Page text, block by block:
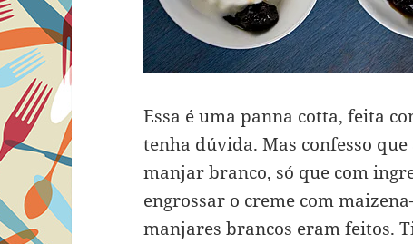
Essa é uma panna cotta, feita
tenha dúvida. Mas confesso
manjar branco, só que com
engrossar o creme com
manjares brancos eram feitos.